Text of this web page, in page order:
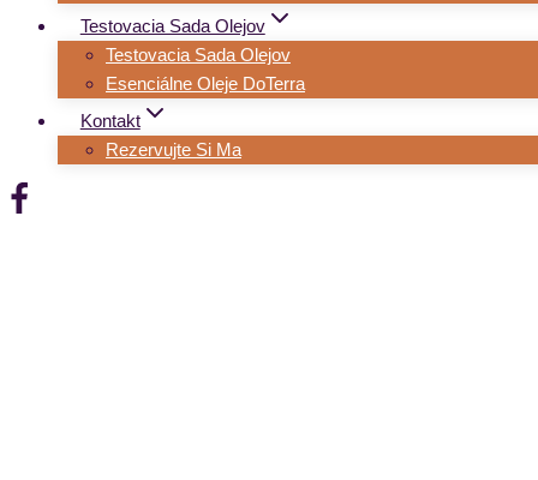
Testovacia Sada Olejov
Testovacia Sada Olejov
Esenciálne Oleje DoTerra
Kontakt
Rezervujte Si Ma